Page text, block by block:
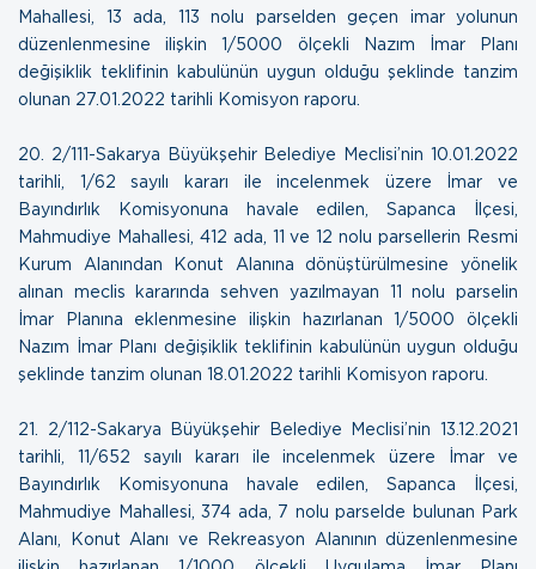
Mahallesi, 13 ada, 113 nolu parselden geçen imar yolunun
düzenlenmesine ilişkin 1/5000 ölçekli Nazım İmar Planı
değişiklik teklifinin kabulünün uygun olduğu şeklinde tanzim
olunan 27.01.2022 tarihli Komisyon raporu
20.
2/111-Sakarya Büyükşehir Belediye Meclisi’nin 10.01.2022
tarihli, 1/62 sayılı kararı ile incelenmek üzere İmar ve
Bayındırlık Komisyonuna havale edilen, Sapanca İlçesi,
Mahmudiye Mahallesi, 412 ada, 11 ve 12 nolu parsellerin Resmi
Kurum Alanından Konut Alanına dönüştürülmesine yönelik
alınan meclis kararında sehven yazılmayan 11 nolu parselin
İmar Planına eklenmesine ilişkin hazırlanan 1/5000 ölçekli
Nazım İmar Planı değişiklik teklifinin kabulünün uygun olduğu
şeklinde tanzim olunan 18.01.2022 tarihli Komisyon raporu
21.
2/112-Sakarya Büyükşehir Belediye Meclisi’nin 13.12.2021
tarihli, 11/652 sayılı kararı ile incelenmek üzere İmar ve
Bayındırlık Komisyonuna havale edilen, Sapanca İlçesi,
Mahmudiye Mahallesi, 374 ada, 7 nolu parselde bulunan Park
Alanı, Konut Alanı ve Rekreasyon Alanının düzenlenmesine